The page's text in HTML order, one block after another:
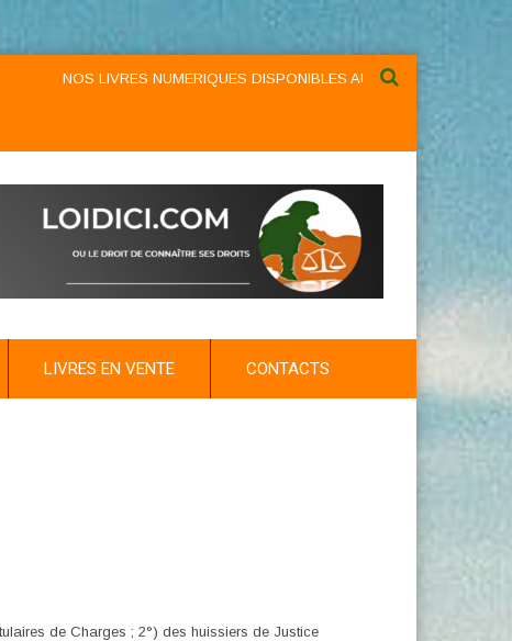
NOS LIVRES NUMERIQUES DISPONIBLES AU NIVEAU DU MENU ...NOS
LIVRES EN VENTE CONTACTS
de Charges ; 2°) des huissiers de Justice